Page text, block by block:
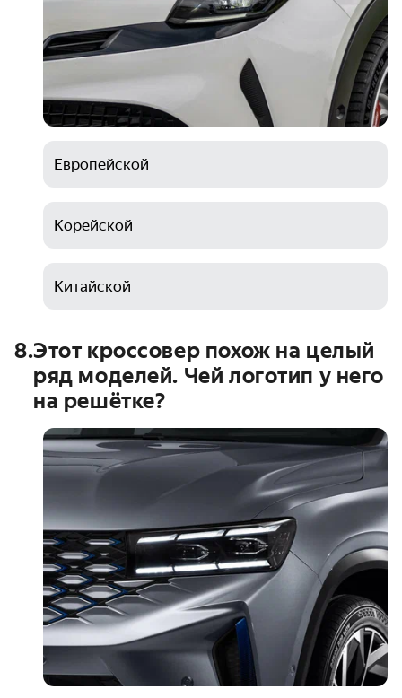
Европейской
Корейской
Китайской
8.Этот кроссовер похож на целый
ряд моделей. Чей логотип у него
на решётке?